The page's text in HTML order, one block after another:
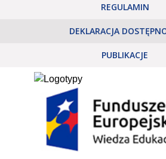
REGULAMIN
DEKLARACJA
PUBLIKACJE